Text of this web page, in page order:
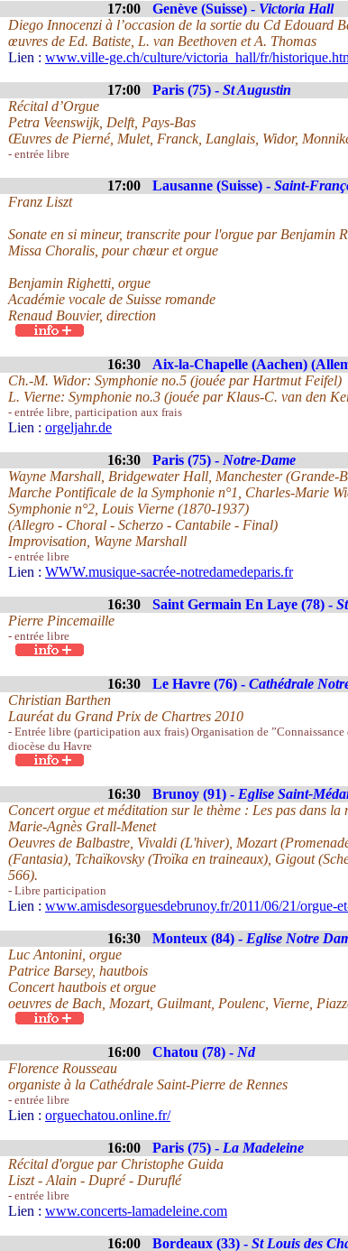
17:00 Genève (Suisse) - Victoria Hall
Diego Innocenzi à l’occasion de la sortie du Cd Edouard
œuvres de Ed. Batiste, L. van Beethoven et A. Thomas
Lien : www.ville-ge.ch/culture/victoria_hall/fr/
17:00 Paris (75) - St Augustin
Récital d’Orgue
Petra Veenswijk, Delft, Pays-Bas
Œuvres de Pierné, Mulet, Franck, Langlais, Widor,
- entrée libre
17:00 Lausanne (Suisse) - Saint-
Franz Liszt
Sonate en si mineur, transcrite pour l'orgue par Benjamin
Missa Choralis, pour chœur et orgue
Benjamin Righetti, orgue
Académie vocale de Suisse romande
Renaud Bouvier, direction
16:30 Aix-la-Chapelle (Aachen)
Ch.-M. Widor: Symphonie no.5 (jouée par Hartmut Feifel)
L. Vierne: Symphonie no.3 (jouée par Klaus-C. van den
- entrée libre, participation aux frais
Lien : orgeljahr.de
16:30 Paris (75) - Notre-Dame
Wayne Marshall, Bridgewater Hall, Manchester (Grande-
Marche Pontificale de la Symphonie n°1, Charles-Marie
Symphonie n°2, Louis Vierne (1870-1937)
(Allegro - Choral - Scherzo - Cantabile - Final)
Improvisation, Wayne Marshall
- entrée libre
Lien : WWW.musique-sacrée-notredamedeparis.fr
16:30 Saint Germain En Laye (78) -
Pierre Pincemaille
- entrée libre
16:30 Le Havre (76) - Cathédrale
Christian Barthen
Lauréat du Grand Prix de Chartres 2010
- Entrée libre (participation aux frais) Organisation de
diocèse du Havre
16:30 Brunoy (91) - Eglise Saint-
Concert orgue et méditation sur le thème : Les pas dans la
Marie-Agnès Grall-Menet
Oeuvres de Balbastre, Vivaldi (L'hiver), Mozart
(Fantasia), Tchaïkovsky (Troïka en traineaux), Gigout
566).
- Libre participation
Lien : www.amisdesorguesdebrunoy.fr/2011/06/21/orgue-
16:30 Monteux (84) - Eglise Notre
Luc Antonini, orgue
Patrice Barsey, hautbois
Concert hautbois et orgue
oeuvres de Bach, Mozart, Guilmant, Poulenc, Vierne,
16:00 Chatou (78) - Nd
Florence Rousseau
organiste à la Cathédrale Saint-Pierre de Rennes
- entrée libre
Lien : orguechatou.online.fr/
16:00 Paris (75) - La Madeleine
Récital d'orgue par Christophe Guida
Liszt - Alain - Dupré - Duruflé
- entrée libre
Lien : www.concerts-lamadeleine.com
16:00 Bordeaux (33) - St Louis des